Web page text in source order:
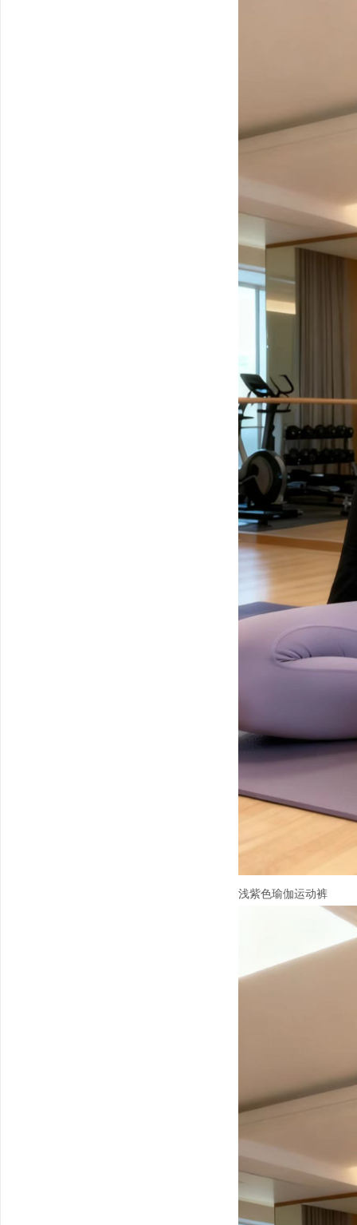
浅紫色瑜伽运动裤